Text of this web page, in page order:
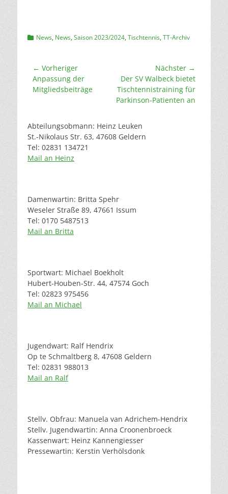
Kategorien
News, News, Saison 2023/2024, Tischtennis, TT-Archiv
Beitragsnavigation
← Vorheriger
Vorheriger
Beitrag:
Anpassung der
Mitgliedsbeiträge
Nächster →
Nächster
Beitrag:
Der SV Walbeck bietet
Tischtennistraining für
Parkinson-Patienten an
Abteilungsobmann: Heinz Leuken
St.-Nikolaus Str. 63, 47608 Geldern
Tel: 02831 134721
Mail an Heinz
Damenwartin: Britta Spehr
Weseler Straße 89, 47661 Issum
Tel: 0170 5487513
Mail an Britta
Sportwart: Michael Boekholt
Hubert-Houben-Str. 44, 47574 Goch
Tel: 02823 975456
Mail an Michael
Jugendwart: Ralf Hendrix
Op te Schmaltberg 8, 47608 Geldern
Tel: 02831 988013
Mail an Ralf
Stellv. Obfrau: Manuela van Adrichem-Hendrix
Stellv. Jugendwartin: Anna Croonenbroeck
Kassenwart: Heinz Kannengiesser
Pressewartin: Kerstin Verhölsdonk